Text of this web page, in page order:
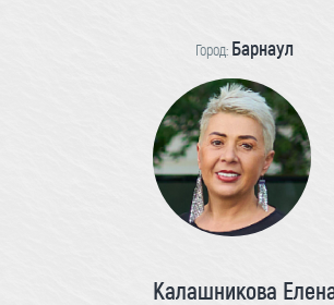
Город: Барнаул
Калашникова